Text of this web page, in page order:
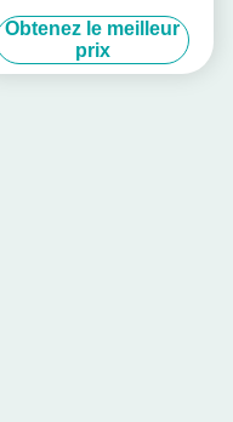
attaches en acier 32 mm -
40 mm
Obtenez le meilleur
prix